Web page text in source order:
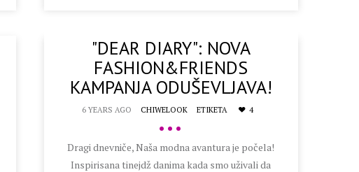
"DEAR DIARY": NOVA
FASHION&FRIENDS
KAMPANJA ODUŠEVLJAVA!
6 YEARS AGO CHIWELOOK ETIKETA 4
•••
Dragi dnevniče, Naša modna avantura je počela!
Inspirisana tinejdž danima kada smo uživali da